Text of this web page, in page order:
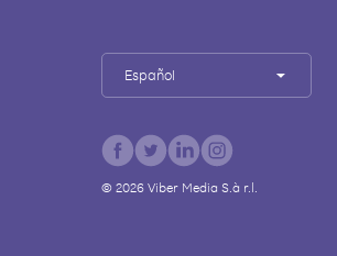
Español
© 2026Viber Media S.à r.l.